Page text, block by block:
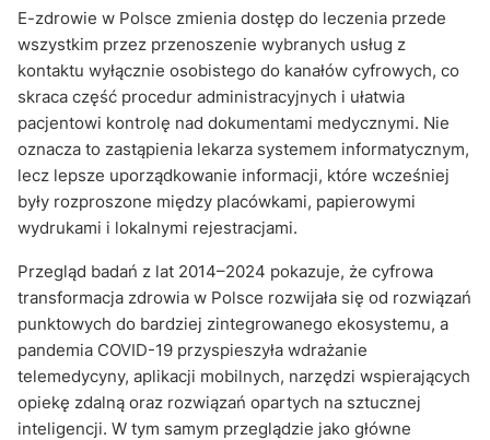
E-zdrowie w Polsce zmienia dostęp do leczenia przede
wszystkim przez przenoszenie wybranych usług z
kontaktu wyłącznie osobistego do kanałów cyfrowych, co
skraca część procedur administracyjnych i ułatwia
pacjentowi kontrolę nad dokumentami medycznymi. Nie
oznacza to zastąpienia lekarza systemem informatycznym,
lecz lepsze uporządkowanie informacji, które wcześniej
były rozproszone między placówkami, papierowymi
wydrukami i lokalnymi rejestracjami.
Przegląd badań z lat 2014–2024 pokazuje, że cyfrowa
transformacja zdrowia w Polsce rozwijała się od rozwiązań
punktowych do bardziej zintegrowanego ekosystemu, a
pandemia COVID-19 przyspieszyła wdrażanie
telemedycyny, aplikacji mobilnych, narzędzi wspierających
opiekę zdalną oraz rozwiązań opartych na sztucznej
inteligencji. W tym samym przeglądzie jako główne